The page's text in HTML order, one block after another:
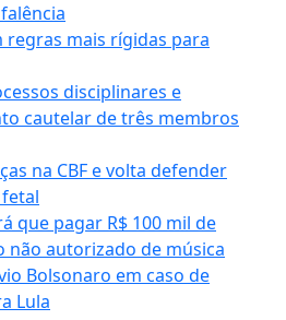
mais rígidas para
disciplinares e
cautelar de três membros
na CBF e volta defender
que pagar R$ 100 mil de
não autorizado de música
Bolsonaro em caso de
Lula